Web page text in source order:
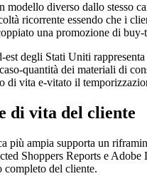
diverso dallo stesso
ricorrente essendo che i
una promozione di
degli Stati Uniti
quantità dei materiali di
vita e-vitato il
di vita del cliente
ampia supporta un
Shoppers Reports e
del cliente.